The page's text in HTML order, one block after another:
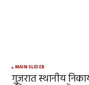
MAIN SLIDER
गुजरात स्थानीय